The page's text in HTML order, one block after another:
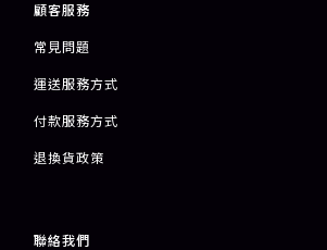
顧客服務
常見問題
運送服務方式
付款服務方式
退換貨政策
聯絡我們